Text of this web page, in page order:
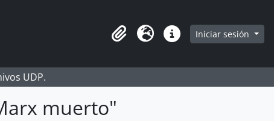
Portapapeles
Idioma Enlaces rápidos
Iniciar sesión
UDP.
muerto"